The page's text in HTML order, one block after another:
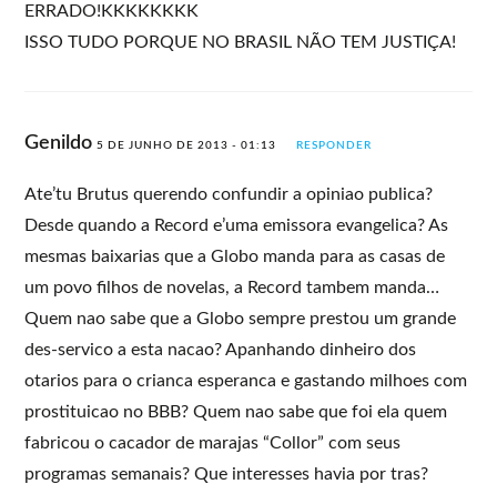
ERRADO!KKKKKKKK
ISSO TUDO PORQUE NO BRASIL NÃO TEM JUSTIÇA!
Genildo 5 DE JUNHO DE 2013 - 01:13 RESPONDER
Ate’tu Brutus querendo confundir a opiniao publica?
Desde quando a Record e’uma emissora evangelica? As
mesmas baixarias que a Globo manda para as casas de
um povo filhos de novelas, a Record tambem manda…
Quem nao sabe que a Globo sempre prestou um grande
des-servico a esta nacao? Apanhando dinheiro dos
otarios para o crianca esperanca e gastando milhoes com
prostituicao no BBB? Quem nao sabe que foi ela quem
fabricou o cacador de marajas “Collor” com seus
programas semanais? Que interesses havia por tras?